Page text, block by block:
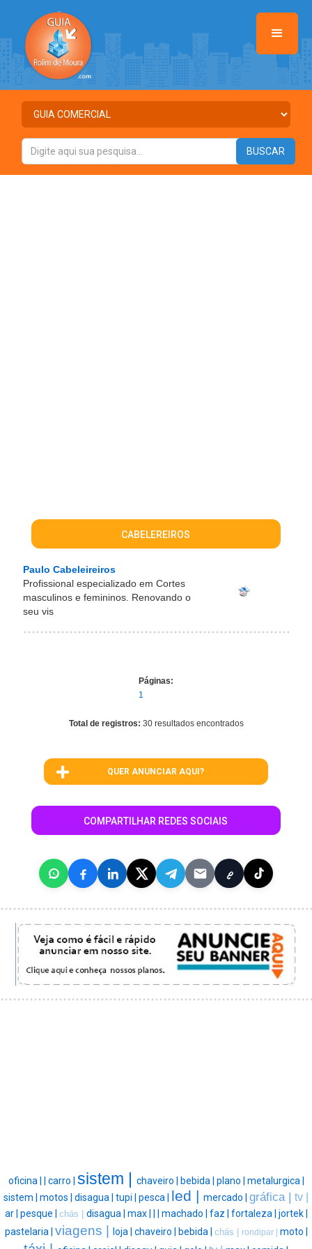
CABELEREIROS
Paulo Cabeleireiros
Profissional especializado em Cortes
masculinos e femininos. Renovando o
seu vis
Páginas:
1
Total de registros: 30 resultados encontrados
QUER ANUNCIAR AQUI?
COMPARTILHAR REDES SOCIAIS
oficina | | carro | sistem | chaveiro | bebida | plano | metalurgica |
sistem | motos | disagua | tupi | pesca | led | mercado | gráfica | tv |
ar | pesque | chás | disagua | max | | | machado | faz | fortaleza | jortek |
pastelaria | viagens | loja | chaveiro | bebida | chás | rondipar | moto |